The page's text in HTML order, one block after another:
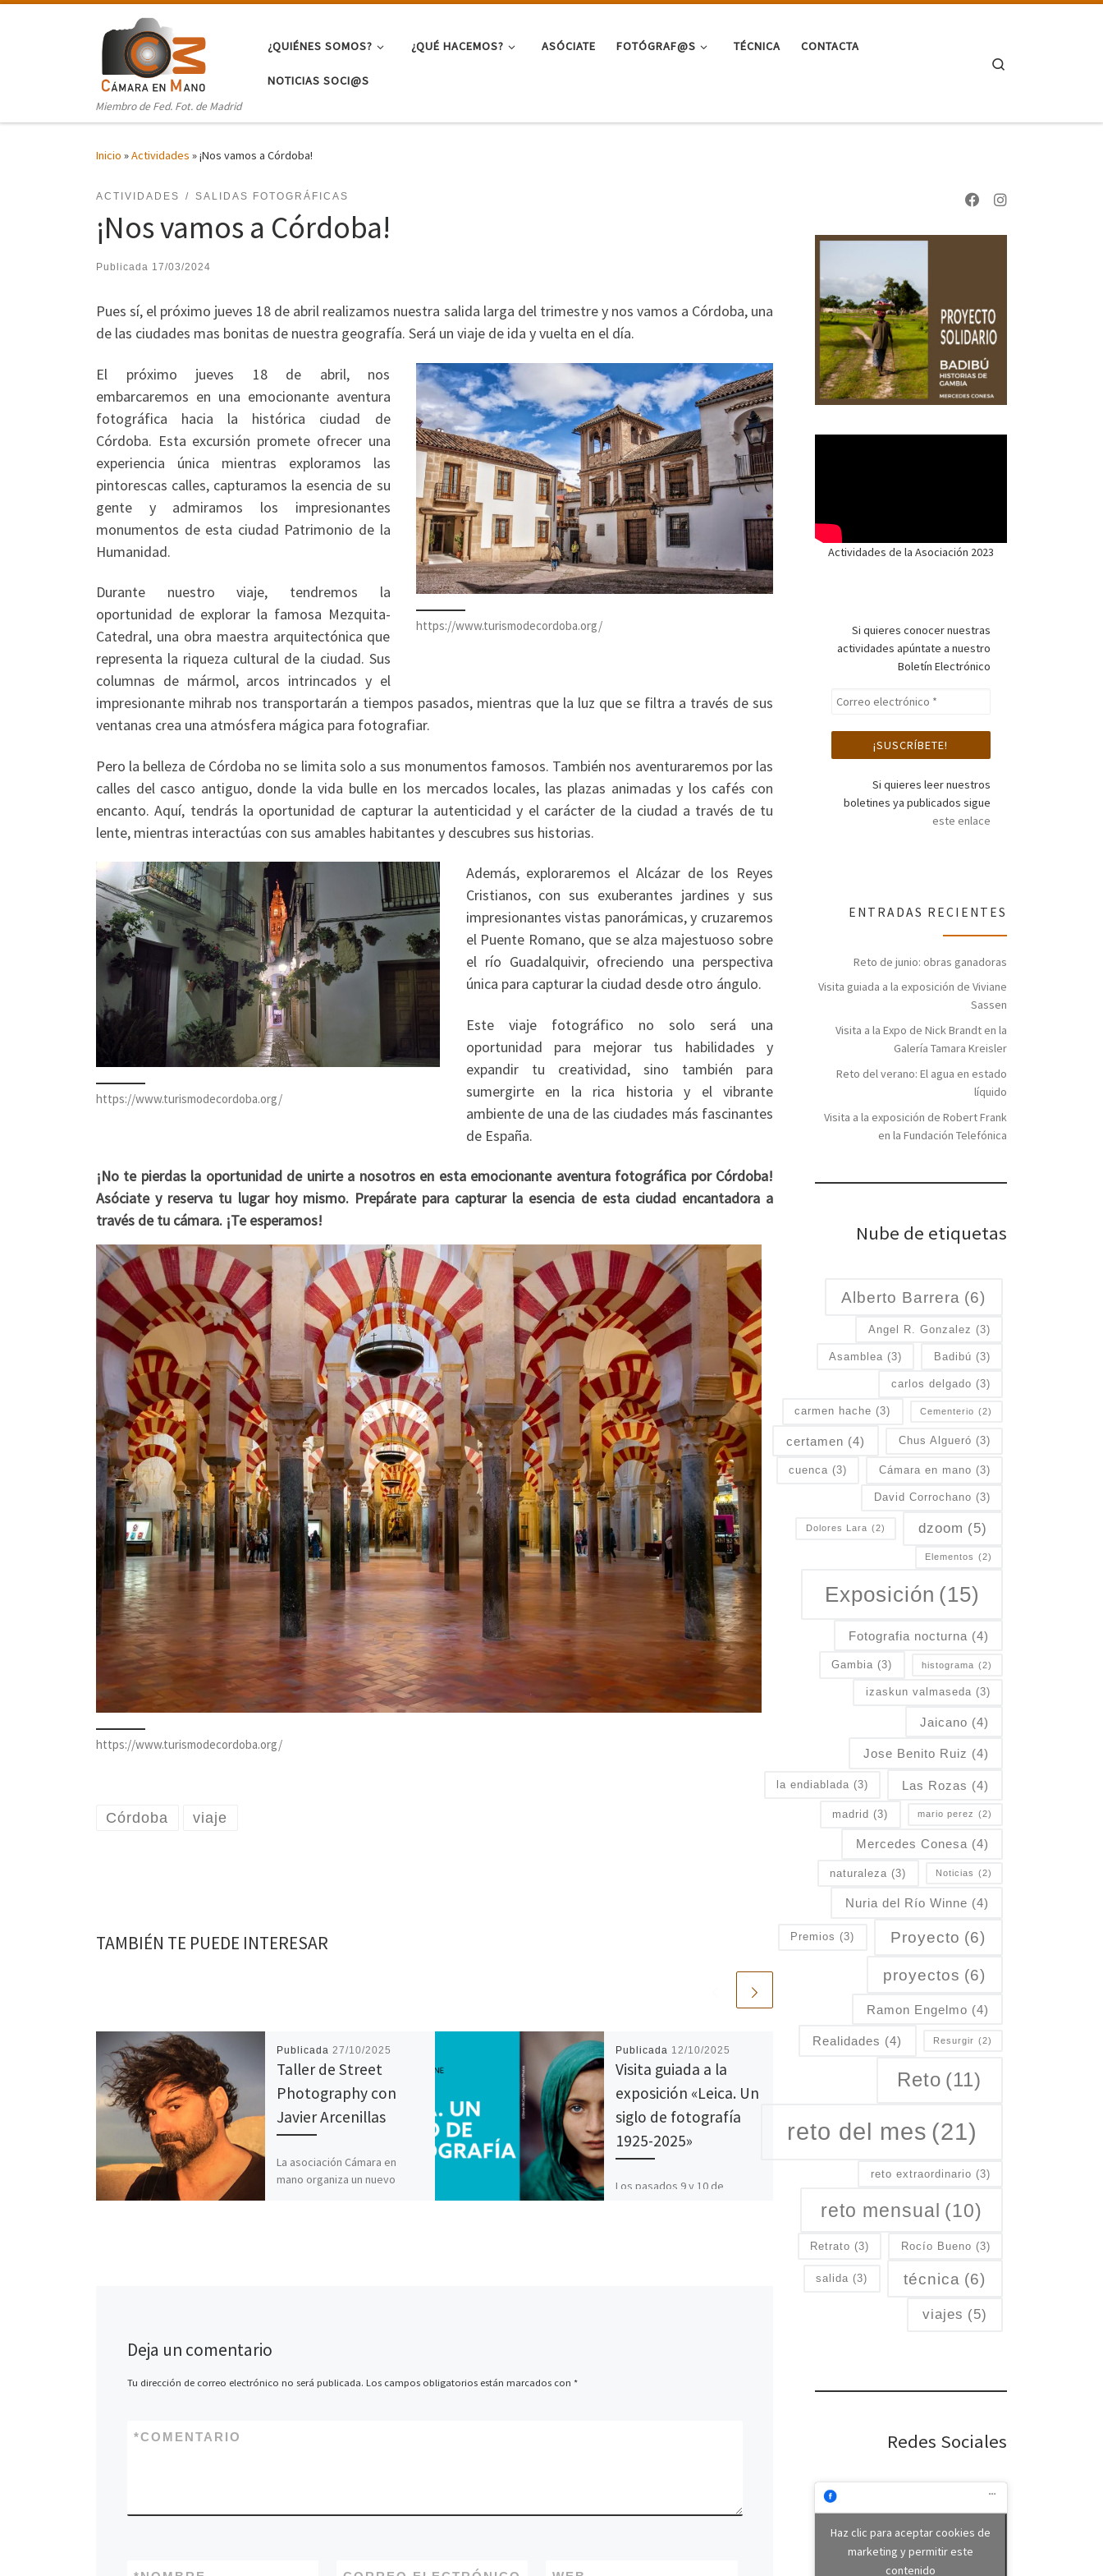
Miembro de Fed. Fot. de Madrid
¿QUIÉNES SOMOS? ¿QUÉ HACEMOS? ASÓCIATE FOTÓGRAF@S TÉCNICA CONTACTA
NOTICIAS SOCI@S
Inicio »Actividades »¡Nos vamos a Córdoba!
ACTIVIDADES SALIDAS FOTOGRÁFICAS
¡Nos vamos a Córdoba!
Publicada 17/03/2024
Pues sí, el próximo jueves 18 de abril realizamos nuestra salida larga del trimestre y nos vamos a Córdoba, una
de las ciudades mas bonitas de nuestra geografía. Será un viaje de ida y vuelta en el día.
https://www.turismodecordoba.org/
El próximo jueves 18 de abril, nos
embarcaremos en una emocionante aventura
fotográfica hacia la histórica ciudad de
Córdoba. Esta excursión promete ofrecer una
experiencia única mientras exploramos las
pintorescas calles, capturamos la esencia de su
gente y admiramos los impresionantes
monumentos de esta ciudad Patrimonio de la
Humanidad.
Durante nuestro viaje, tendremos la
oportunidad de explorar la famosa Mezquita-
Catedral, una obra maestra arquitectónica que
representa la riqueza cultural de la ciudad. Sus
columnas de mármol, arcos intrincados y el
impresionante mihrab nos transportarán a tiempos pasados, mientras que la luz que se filtra a través de sus
ventanas crea una atmósfera mágica para fotografiar.
Pero la belleza de Córdoba no se limita solo a sus monumentos famosos. También nos aventuraremos por las
calles del casco antiguo, donde la vida bulle en los mercados locales, las plazas animadas y los cafés con
encanto. Aquí, tendrás la oportunidad de capturar la autenticidad y el carácter de la ciudad a través de tu
lente, mientras interactúas con sus amables habitantes y descubres sus historias.
https://www.turismodecordoba.org/
Además, exploraremos el Alcázar de los Reyes
Cristianos, con sus exuberantes jardines y sus
impresionantes vistas panorámicas, y cruzaremos
el Puente Romano, que se alza majestuoso sobre
el río Guadalquivir, ofreciendo una perspectiva
única para capturar la ciudad desde otro ángulo.
Este viaje fotográfico no solo será una
oportunidad para mejorar tus habilidades y
expandir tu creatividad, sino también para
sumergirte en la rica historia y el vibrante
ambiente de una de las ciudades más fascinantes
de España.
¡No te pierdas la oportunidad de unirte a nosotros en esta emocionante aventura fotográfica por Córdoba!
Asóciate y reserva tu lugar hoy mismo. Prepárate para capturar la esencia de esta ciudad encantadora a
través de tu cámara. ¡Te esperamos!
https://www.turismodecordoba.org/
Córdoba viaje
TAMBIÉN TE PUEDE INTERESAR
Publicada27/10/2025
Taller de Street
Photography con
Javier Arcenillas
La asociación Cámara en
mano organiza un nuevo
Publicada 12/10/2025
Visita guiada a la
exposición «Leica. Un
siglo de fotografía
1925-2025»
Los pasados 9 y 10 de
Fallece Sebastiao
Salgado un maestro
despide a uno de sus más
Sebastião Salgado falleció el
Deja un comentario
Tu dirección de correo electrónico no será publicada. Los campos obligatorios están marcados con *
COMENTARIO
*
Actividades de la Asociación 2023
Si quieres conocer nuestras
actividades apúntate a nuestro
Boletín Electrónico
Si quieres leer nuestros
boletines ya publicados sigue
este enlace
ENTRADAS RECIENTES
Reto de junio: obras ganadoras
Visita guiada a la exposición de Viviane
Sassen
Visita a la Expo de Nick Brandt en la
Galería Tamara Kreisler
Reto del verano: El agua en estado
líquido
Visita a la exposición de Robert Frank
en la Fundación Telefónica
Nube de etiquetas
Alberto Barrera (6)
Angel R. Gonzalez (3)
Asamblea (3) Badibú (3)
carlos delgado (3)
carmen hache (3) Cementerio (2)
certamen (4) Chus Algueró (3)
cuenca (3) Cámara en mano (3)
David Corrochano (3)
Dolores Lara (2) dzoom (5)
Elementos (2)
Exposición (15)
Fotografia nocturna (4)
Gambia (3) histograma (2)
izaskun valmaseda (3)
Jaicano (4)
Jose Benito Ruiz (4)
la endiablada (3) Las Rozas (4)
madrid (3) mario perez (2)
Mercedes Conesa (4)
naturaleza (3) Noticias (2)
Nuria del Río Winne (4)
Premios (3) Proyecto (6)
proyectos (6)
Ramon Engelmo (4)
Realidades (4) Resurgir (2)
Reto (11)
reto del mes (21)
reto extraordinario (3)
reto mensual (10)
Retrato (3) Rocío Bueno (3)
salida (3) técnica (6)
viajes (5)
Redes Sociales
Haz clic para aceptar cookies de
marketing y permitir este
contenido